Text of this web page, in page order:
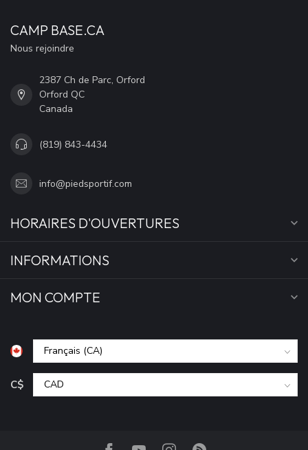
CAMP BASE.CA
Nous rejoindre
2387 Ch de Parc, Orford
Orford QC
Canada
(819) 843-4434
info@piedsportif.com
HORAIRES D'OUVERTURES
INFORMATIONS
MON COMPTE
C$